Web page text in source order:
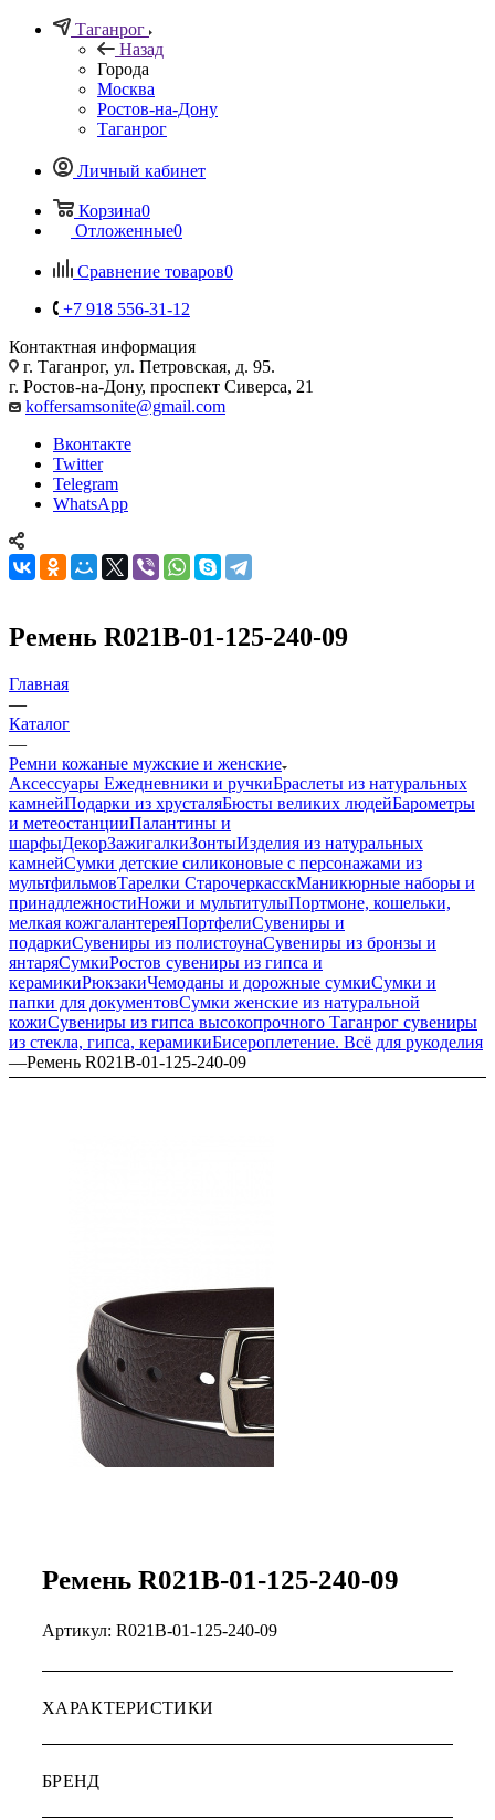
Таганрог
Назад
Города
Москва
Ростов-на-Дону
Таганрог
Личный кабинет
Корзина0
Отложенные0
Сравнение товаров0
+7 918 556-31-12
Контактная информация
г. Таганрог, ул. Петровская, д. 95.
г. Ростов-на-Дону, проспект Сиверса, 21
koffersamsonite@gmail.com
Вконтакте
Twitter
Telegram
WhatsApp
Ремень R021B-01-125-240-09
Главная
—
Каталог
—
Ремни кожаные мужские и женские
Аксессуары Ежедневники и ручкиБраслеты из натуральных
камнейПодарки из хрусталяБюсты великих людейБарометры
и метеостанцииПалантины и
шарфыДекорЗажигалкиЗонтыИзделия из натуральных
камнейСумки детские силиконовые с персонажами из
мультфильмовТарелки СтарочеркасскМаникюрные наборы и
принадлежностиНожи и мультитулыПортмоне, кошельки,
мелкая кожгалантереяПортфелиСувениры и
подаркиСувениры из полистоунаСувениры из бронзы и
янтаряСумкиРостов сувениры из гипса и
керамикиРюкзакиЧемоданы и дорожные сумкиСумки и
папки для документовСумки женские из натуральной
кожиСувениры из гипса высокопрочного Таганрог сувениры
из стекла, гипса, керамикиБисероплетение. Всё для рукоделия
—Ремень R021B-01-125-240-09
Ремень R021B-01-125-240-09
Артикул: R021B-01-125-240-09
ХАРАКТЕРИСТИКИ
БРЕНД